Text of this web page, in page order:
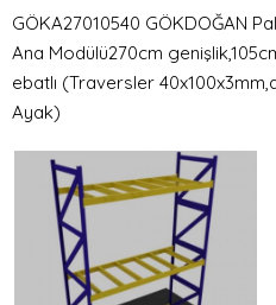
GÖKA27010540 GÖKDOĞAN
Ana Modülü270cm
ebatlı (Traversler
Ayak)